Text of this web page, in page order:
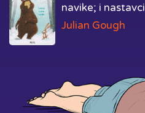
navike; i nastavci
Julian Gough